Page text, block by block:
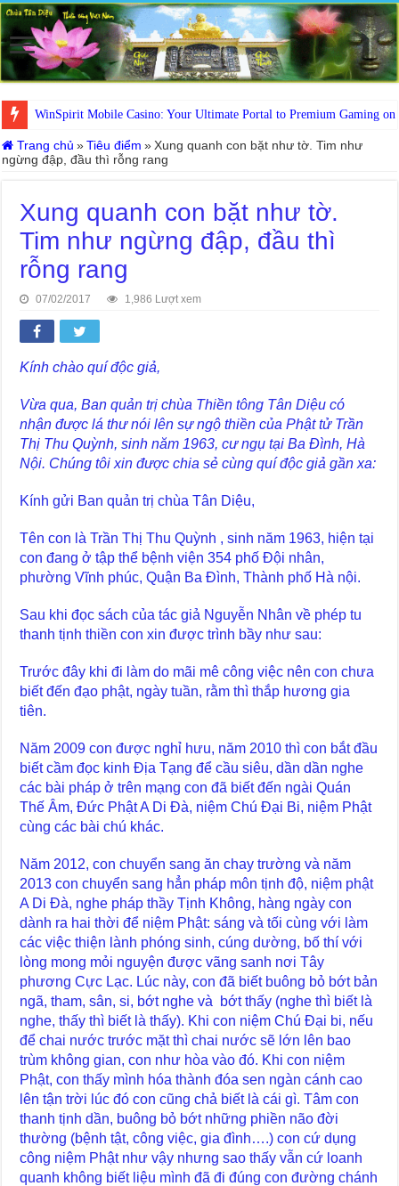
WinSpirit Mobile Casino: Your Ultimate Portal to Premium Gaming on
Trang chủ » Tiêu điểm » Xung quanh con bặt như tờ. Tim như
ngừng đập, đầu thì rỗng rang
Xung quanh con bặt như tờ.
Tim như ngừng đập, đầu thì
rỗng rang
07/02/2017 1,986 Lượt xem
Kính chào quí độc giả,
Vừa qua, Ban quản trị chùa Thiền tông Tân Diệu có
nhận được lá thư nói lên sự ngộ thiền của Phật tử Trần
Thị Thu Quỳnh, sinh năm 1963, cư ngụ tại Ba Đình, Hà
Nội. Chúng tôi xin được chia sẻ cùng quí độc giả gần xa:
Kính gửi Ban quản trị chùa Tân Diệu,
Tên con là Trần Thị Thu Quỳnh , sinh năm 1963, hiện tại
con đang ở tập thể bệnh viện 354 phố Đội nhân,
phường Vĩnh phúc, Quận Ba Đình, Thành phố Hà nội.
Sau khi đọc sách của tác giả Nguyễn Nhân về phép tu
thanh tịnh thiền con xin được trình bầy như sau:
Trước đây khi đi làm do mãi mê công việc nên con chưa
biết đến đạo phật, ngày tuần, rằm thì thắp hương gia
tiên.
Năm 2009 con được nghỉ hưu, năm 2010 thì con bắt đầu
biết cầm đọc kinh Địa Tạng để cầu siêu, dần dần nghe
các bài pháp ở trên mạng con đã biết đến ngài Quán
Thế Âm, Đức Phật A Di Đà, niệm Chú Đại Bi, niệm Phật
cùng các bài chú khác.
Năm 2012, con chuyển sang ăn chay trường và năm
2013 con chuyển sang hẳn pháp môn tịnh độ, niệm phật
A Di Đà, nghe pháp thầy Tịnh Không, hàng ngày con
dành ra hai thời để niệm Phật: sáng và tối cùng với làm
các việc thiện lành phóng sinh, cúng dường, bố thí với
lòng mong mỏi nguyện được vãng sanh nơi Tây
phương Cực Lạc. Lúc này, con đã biết buông bỏ bớt bản
ngã, tham, sân, si, bớt nghe và bớt thấy (nghe thì biết là
nghe, thấy thì biết là thấy). Khi con niệm Chú Đại bi, nếu
để chai nước trước mặt thì chai nước sẽ lớn lên bao
trùm không gian, con như hòa vào đó. Khi con niệm
Phật, con thấy mình hóa thành đóa sen ngàn cánh cao
lên tận trời lúc đó con cũng chả biết là cái gì. Tâm con
thanh tịnh dần, buông bỏ bớt những phiền não đời
thường (bệnh tật, công việc, gia đình….) con cứ dụng
công niệm Phật như vậy nhưng sao thấy vẫn cứ loanh
quanh không biết liệu mình đã đi đúng con đường chánh